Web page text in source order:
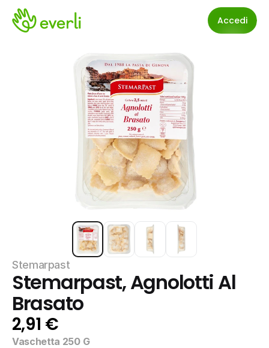
Accedi
Stemarpast
Stemarpast, Agnolotti Al
Brasato
2,91 €
Vaschetta 250 G